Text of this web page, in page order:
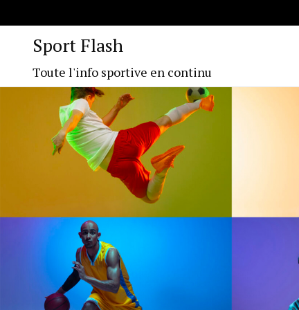
Sport Flash
Toute l'info sportive en continu